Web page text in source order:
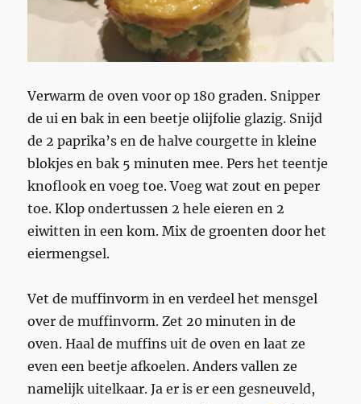
Verwarm de oven voor op 180 graden. Snipper
de ui en bak in een beetje olijfolie glazig. Snijd
de 2 paprika’s en de halve courgette in kleine
blokjes en bak 5 minuten mee. Pers het teentje
knoflook en voeg toe. Voeg wat zout en peper
toe. Klop ondertussen 2 hele eieren en 2
eiwitten in een kom. Mix de groenten door het
eiermengsel.
Vet de muffinvorm in en verdeel het mensgel
over de muffinvorm. Zet 20 minuten in de
oven. Haal de muffins uit de oven en laat ze
even een beetje afkoelen. Anders vallen ze
namelijk uitelkaar. Ja er is er een gesneuveld,